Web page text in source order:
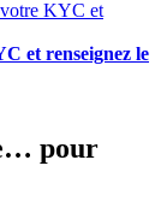
et renseignez le
pour